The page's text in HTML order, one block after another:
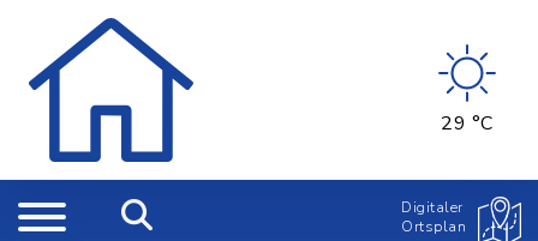
29 °C
Digitaler
Ortsplan